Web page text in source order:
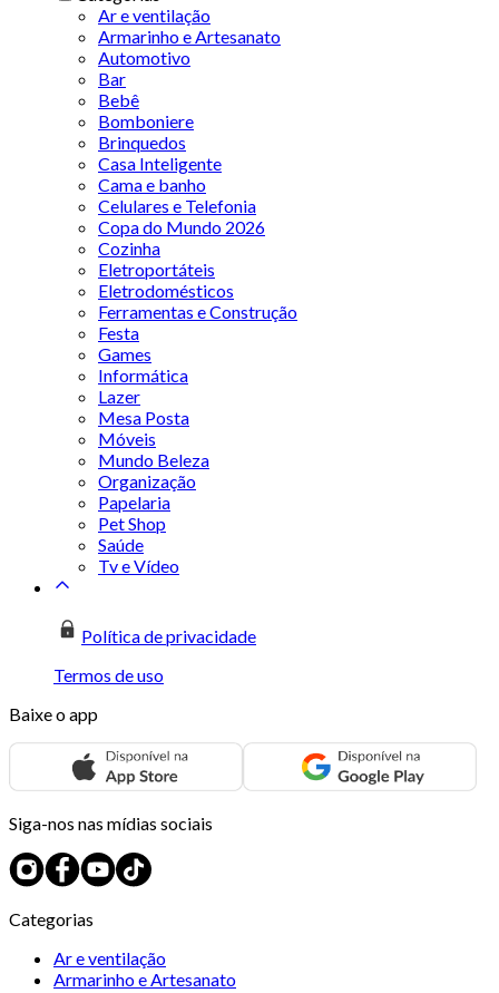
Ar e ventilação
Armarinho e Artesanato
Automotivo
Bar
Bebê
Bomboniere
Brinquedos
Casa Inteligente
Cama e banho
Celulares e Telefonia
Copa do Mundo 2026
Cozinha
Eletroportáteis
Eletrodomésticos
Ferramentas e Construção
Festa
Games
Informática
Lazer
Mesa Posta
Móveis
Mundo Beleza
Organização
Papelaria
Pet Shop
Saúde
Tv e Vídeo
Política de privacidade
Termos de uso
Baixe o app
Siga-nos nas mídias sociais
Categorias
Ar e ventilação
Armarinho e Artesanato